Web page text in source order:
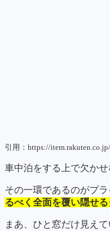
引用：https://item.rakuten.co.jp/
車中泊をする上で欠かせ
その一環であるのがプ
るべく全面を覆い隠せる
まあ、ひと窓だけ見え